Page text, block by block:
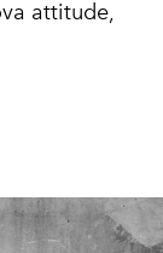
attitude,